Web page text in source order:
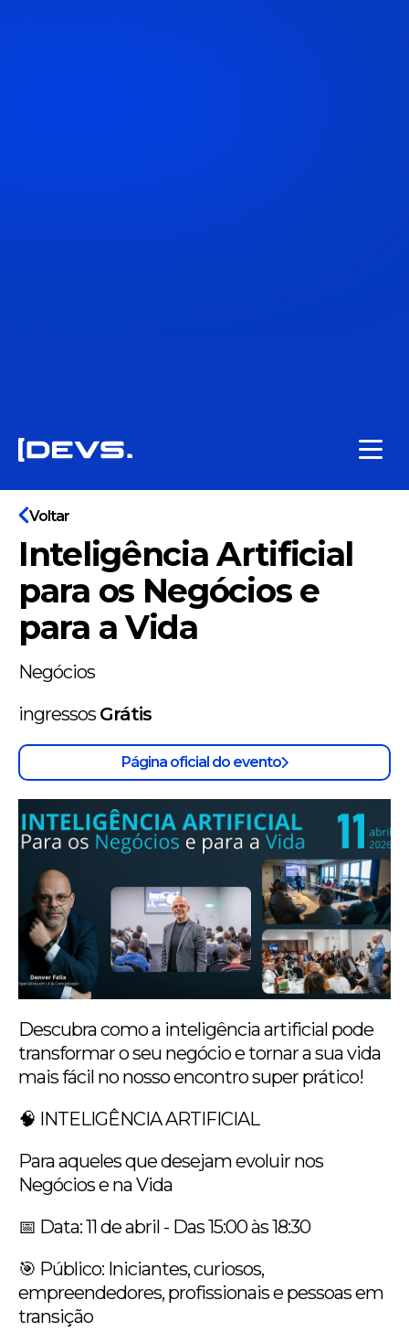
Voltar
Inteligência Artificial
para os Negócios e
para a Vida
Negócios
ingressos Grátis
Página oficial do evento
Descubra como a inteligência artificial pode
transformar o seu negócio e tornar a sua vida
mais fácil no nosso encontro super prático!
🧠 INTELIGÊNCIA ARTIFICIAL
Para aqueles que desejam evoluir nos
Negócios e na Vida
📅 Data: 11 de abril - Das 15:00 às 18:30
🎯 Público: Iniciantes, curiosos,
empreendedores, profissionais e pessoas em
transição